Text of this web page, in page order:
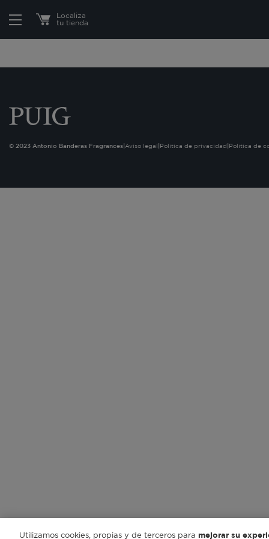
Localiza
tu tienda
© 2023 Antonio Banderas Fragrances Aviso legal Política de privacidad Política de
Utilizamos cookies, propias y de terceros para mejorar su